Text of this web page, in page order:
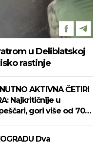
u Deliblatskoj
rastinje
AKTIVNA ČETIRI
Najkritičnije u
gori više od 700
Dva